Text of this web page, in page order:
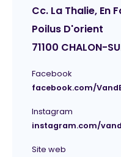
Cc. La Thalie, En
Poilus D'orient
71100 CHALON-
Facebook
facebook.com/
Instagram
instagram.com/
Site web